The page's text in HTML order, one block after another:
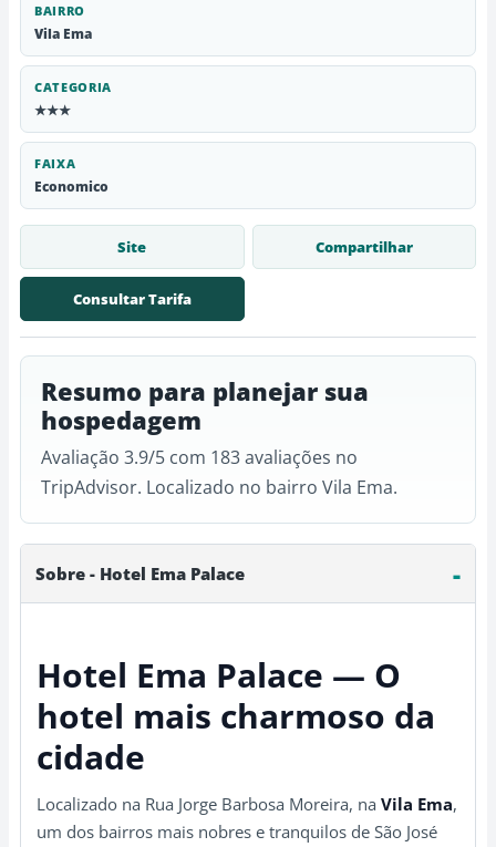
BAIRRO
Vila Ema
CATEGORIA
★★★
FAIXA
Economico
Site Compartilhar
Consultar Tarifa
Resumo para planejar sua
hospedagem
Avaliação 3.9/5 com 183 avaliações no
TripAdvisor. Localizado no bairro Vila Ema.
Sobre - Hotel Ema Palace
Hotel Ema Palace — O
hotel mais charmoso da
cidade
Localizado na Rua Jorge Barbosa Moreira, na Vila Ema,
um dos bairros mais nobres e tranquilos de São José